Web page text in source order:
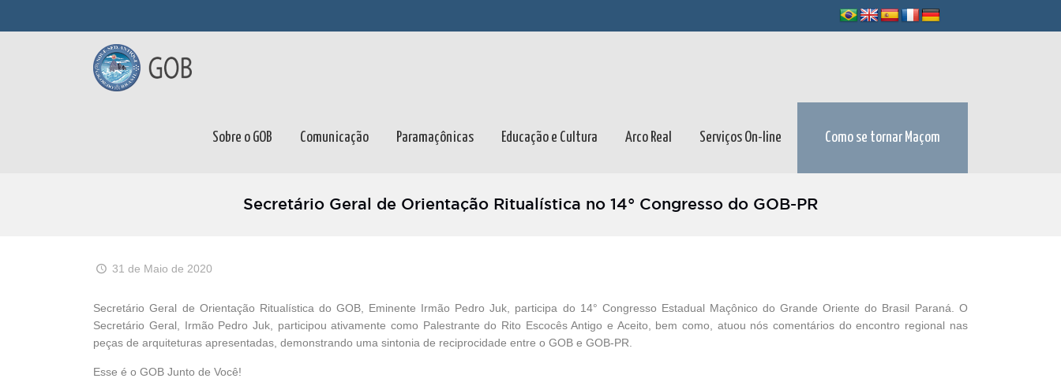
Sobre o GOB Comunicação Paramaçônicas Educação e Cultura Arco Real Serviços On-line Como se tornar Maçom
Secretário Geral de Orientação Ritualística no 14° Congresso do GOB-PR
31 de Maio de 2020
Secretário Geral de Orientação Ritualística do GOB, Eminente Irmão Pedro Juk, participa do 14° Congresso Estadual Maçônico do Grande Oriente do Brasil Paraná. O
Secretário Geral, Irmão Pedro Juk, participou ativamente como Palestrante do Rito Escocês Antigo e Aceito, bem como, atuou nós comentários do encontro regional nas
peças de arquiteturas apresentadas, demonstrando uma sintonia de reciprocidade entre o GOB e GOB-PR.
Esse é o GOB Junto de Você!